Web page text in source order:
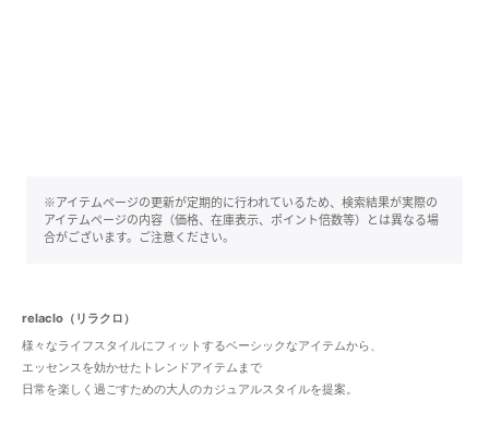
※アイテムページの更新が定期的に行われているため、検索結果が実際の
アイテムページの内容（価格、在庫表示、ポイント倍数等）とは異なる場
合がございます。ご注意ください。
relaclo（リラクロ）
様々なライフスタイルにフィットするベーシックなアイテムから、
エッセンスを効かせたトレンドアイテムまで
日常を楽しく過ごすための大人のカジュアルスタイルを提案。